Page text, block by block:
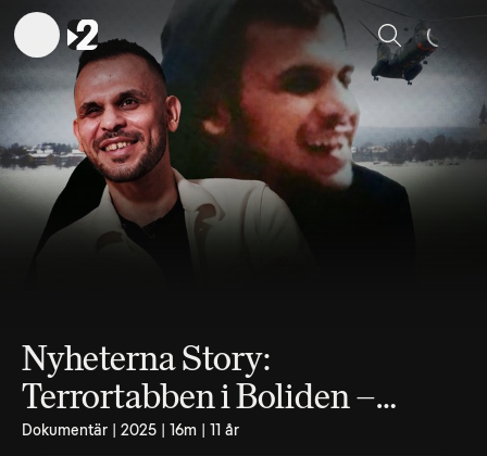
Sök
Nyheterna Story:
Terrortabben i Boliden –
kallades Sveriges farligaste
Dokumentär | 2025 | 16m | 11 år